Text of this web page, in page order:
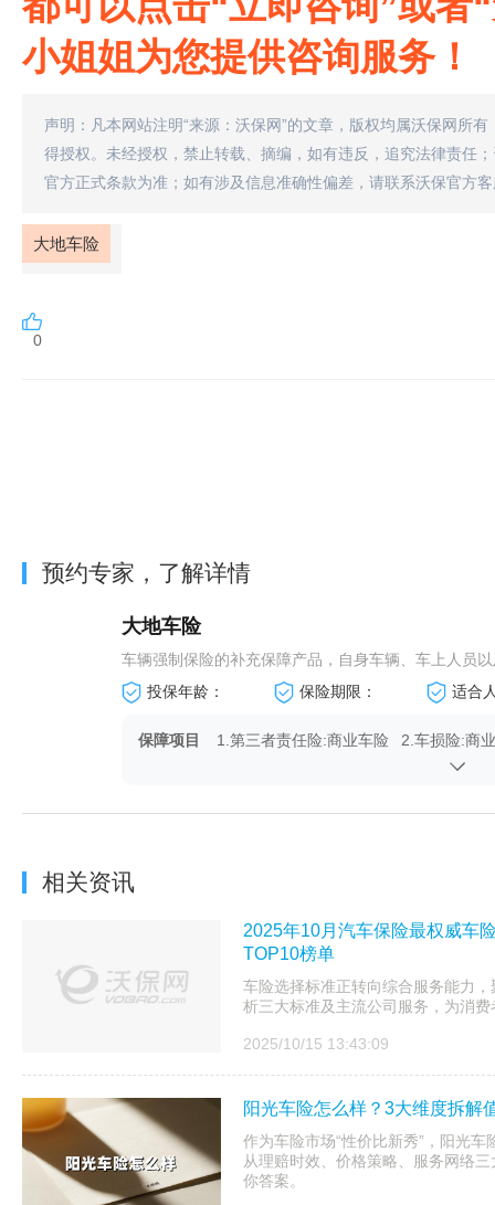
小姐姐为您提供咨询服务！
声明：凡本网站注明“来源：沃保网”的文章，版权均属沃保网所
得授权。未经授权，禁止转载、摘编，如有违反，追究法律责任
官方正式条款为准；如有涉及信息准确性偏差，请联系沃保官方
大地车险
0
预约专家，了解详情
大地车险
车辆强制保险的补充保障产品，自身车辆、车上人员
投保年龄：
保险期限： 适合
保障项目
1.第三者责任险:商业车险
2.车损险:商
10.绝对免赔率特约险:商业
相关资讯
2025年10月汽车保险最权威车
TOP10榜单
车险选择标准正转向综合服务能力
析三大标准及主流公司服务，为消
2025/10/15 13:43:09
阳光车险怎么样？3大维度拆解
作为车险市场“性价比新秀”，阳光
从理赔时效、价格策略、服务网络
你答案。